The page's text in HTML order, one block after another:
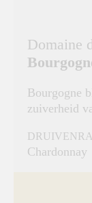
Domaine
Bourgogne
zuiverheid
Chardonnay